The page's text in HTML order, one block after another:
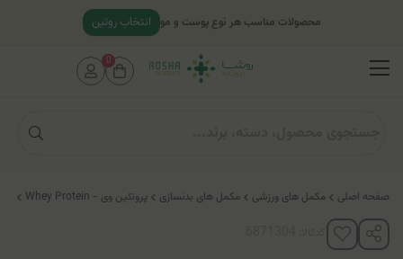
صفحه اصلی مکمل های ورزشی مکمل های بدنسازی پروتئین وی - Whey Protein
محصولات مناسب هر نوع پوست و مو انتخاب روتین
0